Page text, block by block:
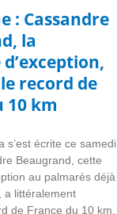
: Cassandre
la
record de
10 km
s’est écrite ce samedi
Beaugrand, cette
au palmarès déjà
a littéralement
de France du 10 km.